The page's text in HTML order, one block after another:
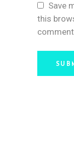
Save
this